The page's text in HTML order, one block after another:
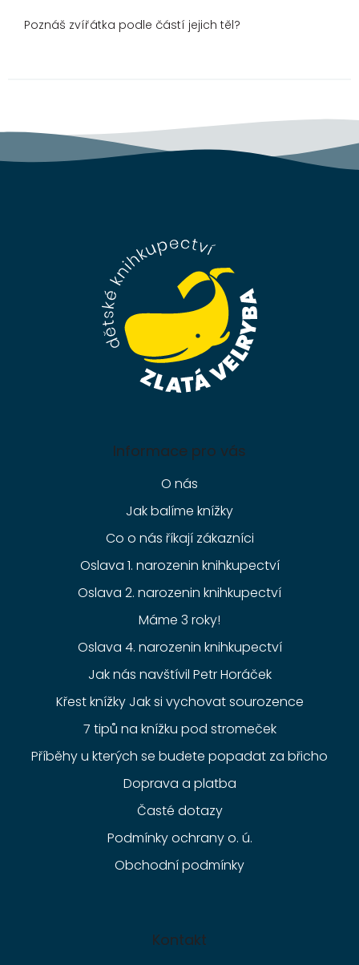
Poznáš zvířátka podle částí jejich těl?
Informace pro vás
O nás
Jak balíme knížky
Co o nás říkají zákazníci
Oslava 1. narozenin knihkupectví
Oslava 2. narozenin knihkupectví
Máme 3 roky!
Oslava 4. narozenin knihkupectví
Jak nás navštívil Petr Horáček
Křest knížky Jak si vychovat sourozence
7 tipů na knížku pod stromeček
Příběhy u kterých se budete popadat za břicho
Doprava a platba
Časté dotazy
Podmínky ochrany o. ú.
Obchodní podmínky
Kontakt